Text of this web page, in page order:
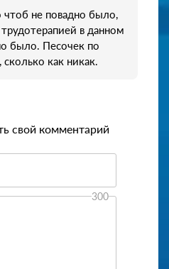
чтоб не повадно было,
в данном
было. Песочек по
как никак.
свой комментарий
300